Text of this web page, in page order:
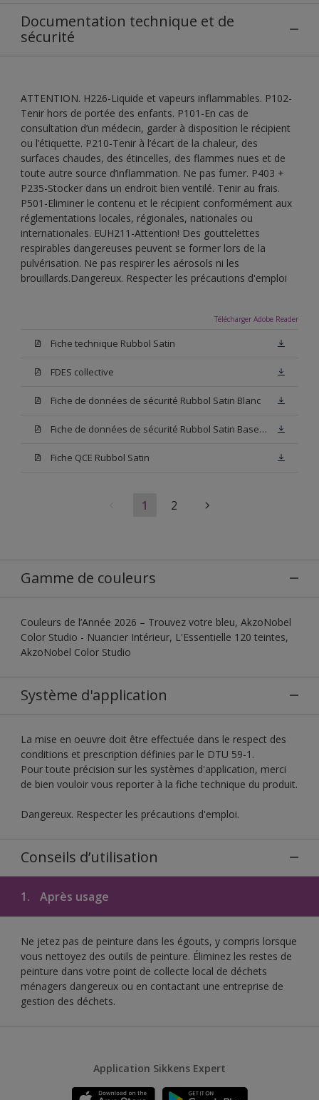
Documentation technique et de
sécurité
ATTENTION. H226-Liquide et vapeurs inflammables. P102-
Tenir hors de portée des enfants. P101-En cas de
consultation d’un médecin, garder à disposition le récipient
ou l’étiquette. P210-Tenir à l’écart de la chaleur, des
surfaces chaudes, des étincelles, des flammes nues et de
toute autre source d’inflammation. Ne pas fumer. P403 +
P235-Stocker dans un endroit bien ventilé. Tenir au frais.
P501-Eliminer le contenu et le récipient conformément aux
réglementations locales, régionales, nationales ou
internationales. EUH211-Attention! Des gouttelettes
respirables dangereuses peuvent se former lors de la
pulvérisation. Ne pas respirer les aérosols ni les
brouillards.Dangereux. Respecter les précautions d'emploi
Télécharger Adobe Reader
Fiche technique Rubbol Satin
FDES collective
Fiche de données de sécurité Rubbol Satin Blanc
Fiche de données de sécurité Rubbol Satin Base W05
Fiche QCE Rubbol Satin
1 2
Gamme de couleurs
Couleurs de l’Année 2026 – Trouvez votre bleu, AkzoNobel
Color Studio - Nuancier Intérieur, L'Essentielle 120 teintes,
AkzoNobel Color Studio
Système d'application
La mise en oeuvre doit être effectuée dans le respect des
conditions et prescription définies par le DTU 59-1.
Pour toute précision sur les systèmes d'application, merci
de bien vouloir vous reporter à la fiche technique du produit.
Dangereux. Respecter les précautions d'emploi.
Conseils d’utilisation
1. Après usage
Ne jetez pas de peinture dans les égouts, y compris lorsque
vous nettoyez des outils de peinture. Éliminez les restes de
peinture dans votre point de collecte local de déchets
ménagers dangereux ou en contactant une entreprise de
gestion des déchets.
Application Sikkens Expert